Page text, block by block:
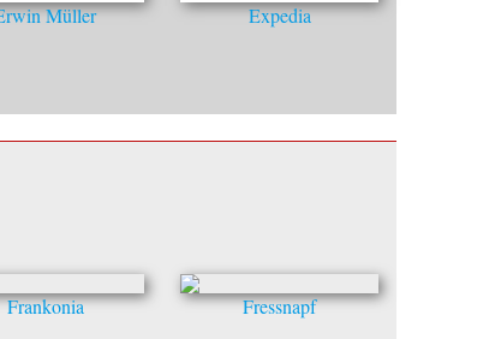
Müller Expedia
Frankonia Fressnapf